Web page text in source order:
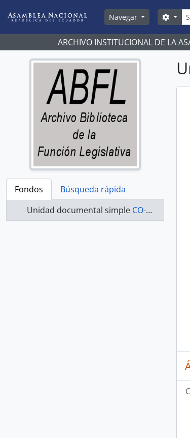
Navegar
ARCHIVO INSTITUCIONAL DE LA
Fondos
Búsqueda rápida
Unidad documental simple CO-20-112 - Actas-1998-2000